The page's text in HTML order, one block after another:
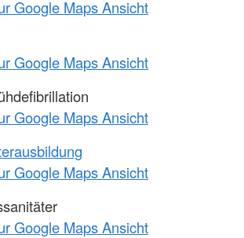
Google Maps Ansicht
Google Maps Ansicht
Google Maps Ansicht
Google Maps Ansicht
Google Maps Ansicht